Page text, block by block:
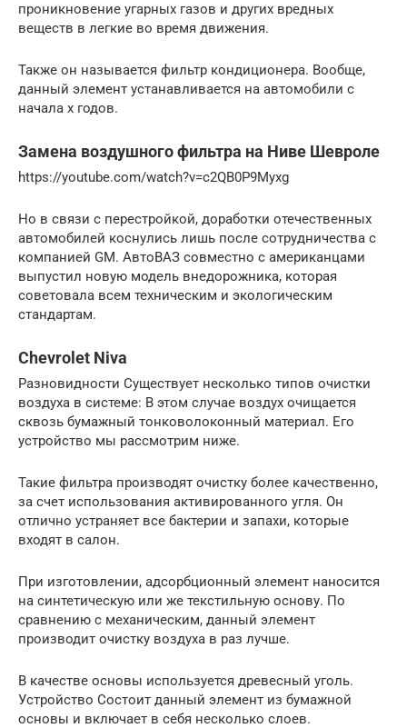
проникновение угарных газов и других вредных
веществ в легкие во время движения.
Также он называется фильтр кондиционера. Вообще,
данный элемент устанавливается на автомобили с
начала х годов.
Замена воздушного фильтра на Ниве Шевроле
https://youtube.com/watch?v=c2QB0P9Myxg
Но в связи с перестройкой, доработки отечественных
автомобилей коснулись лишь после сотрудничества с
компанией GM. АвтоВАЗ совместно с американцами
выпустил новую модель внедорожника, которая
советовала всем техническим и экологическим
стандартам.
Chevrolet Niva
Разновидности Существует несколько типов очистки
воздуха в системе: В этом случае воздух очищается
сквозь бумажный тонковолоконный материал. Его
устройство мы рассмотрим ниже.
Такие фильтра производят очистку более качественно,
за счет использования активированного угля. Он
отлично устраняет все бактерии и запахи, которые
входят в салон.
При изготовлении, адсорбционный элемент наносится
на синтетическую или же текстильную основу. По
сравнению с механическим, данный элемент
производит очистку воздуха в раз лучше.
В качестве основы используется древесный уголь.
Устройство Состоит данный элемент из бумажной
основы и включает в себя несколько слоев.